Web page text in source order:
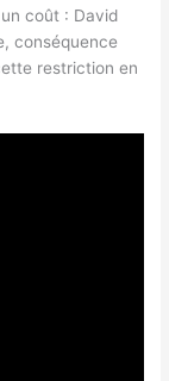
coût : David
conséquence
restriction en